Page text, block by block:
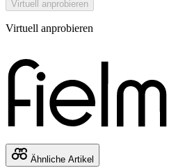
Virtuell anprobieren
Virtuell anprobieren
Ähnliche Artikel